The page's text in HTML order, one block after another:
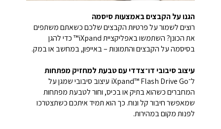
הגנו על הקבצים באמצעות סיסמה
רוצים לשמור על פרטיות הקבצים שלכם כשאתם משתפים
את הכונן? השתמשו באפליקציית iXpand™ כדי להגן
בסיסמה על הקבצים והתמונות – באייפון, במחשב או במק.
עיצוב סיבובי דו־צדדי עם טבעת למחזיק מפתחות
ל־iXpand™ Flash Drive Go עיצוב סיבובי שמגן על
המחברים כשהוא בתיק או בכיס, וחור לטבעת מפתחות
שמאפשר חיבור קל ונוח. כך הוא תמיד איתכם כשתצטרכו
לפנות מקום במהירות.